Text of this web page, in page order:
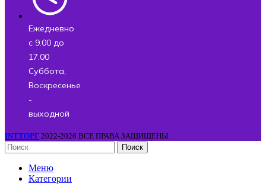
Ежедневно
с 9.00 до
17.00
Суббота,
Воскресенье
-
выходной
INTТОРГ 2022-2026 ВСЕ ПРАВА ЗАЩИЩЕНЫ.
Поиск
Меню
Категории